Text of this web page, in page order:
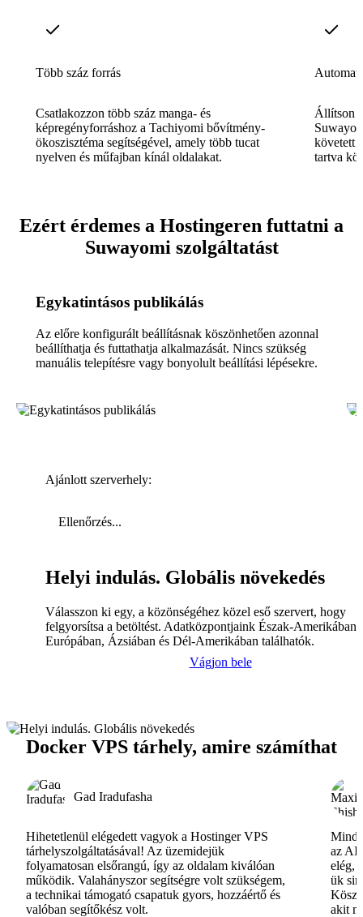
Több száz forrás
Csatlakozzon több száz manga- és
képregényforráshoz a Tachiyomi bővítmény-
ökoszisztéma segítségével, amely több tucat
nyelven és műfajban kínál oldalakat.
Állítson
követett
tartva
Ezért érdemes a Hostingeren futtatni a
Suwayomi szolgáltatást
Egykatintásos publikálás
Az előre konfigurált beállításnak köszönhetően azonnal
beállíthatja és futtathatja alkalmazását. Nincs szükség
manuális telepítésre vagy bonyolult beállítási lépésekre.
Ajánlott szerverhely:
Ellenőrzés...
Helyi indulás. Globális növekedés
Válasszon ki egy, a közönségéhez közel eső szervert, hogy
felgyorsítsa a betöltést. Adatközpontjaink Észak-Amerikában,
Európában, Ázsiában és Dél-Amerikában találhatók.
Vágjon bele
Docker VPS tárhely, amire számíthat
Gad Iradufasha
Hihetetlenül elégedett vagyok a Hostinger VPS
tárhelyszolgáltatásával! Az üzemidejük
folyamatosan elsőrangú, így az oldalam kiválóan
működik. Valahányszor segítségre volt szükségem,
a technikai támogató csapatuk gyors, hozzáértő és
valóban segítőkész volt.
az AI-
elég,
ük
akit